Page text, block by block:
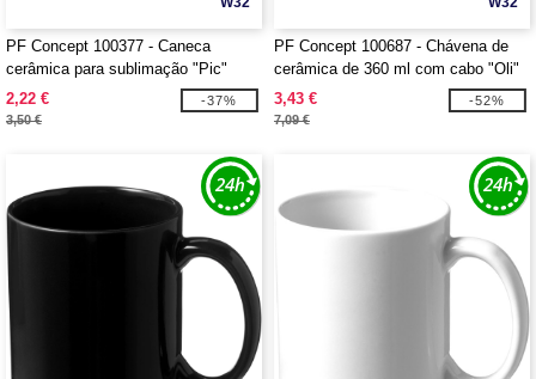
PF Concept 100377 - Caneca
cerâmica para sublimação "Pic"
2,22 €
3,50 €
-37%
PF Concept 100687 - Chávena de
cerâmica de 360 ml com cabo "Oli"
3,43 €
7,09 €
-52%